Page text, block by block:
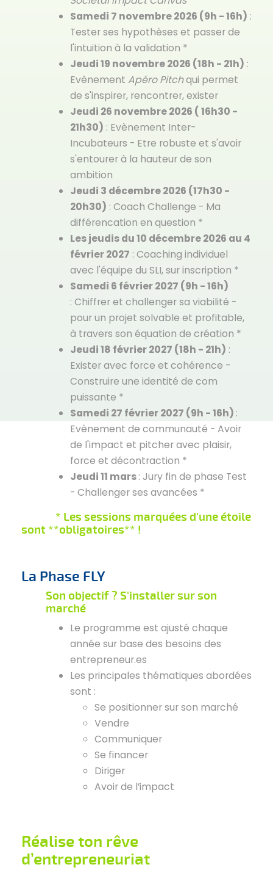
Samedi 7 novembre 2026 (9h - 16h) :
Tester ses hypothèses et passer de
l'intuition à la validation *
Jeudi 19 novembre 2026 (18h - 21h) :
Evènement Apéro Pitchqui permet
de s'inspirer, rencontrer, exister
Jeudi 26 novembre 2026 ( 16h30 -
21h30) : Evènement Inter-
Incubateurs - Etre robuste et s'avoir
s'entourer à la hauteur de son
ambition
Jeudi 3 décembre 2026 (17h30 -
20h30) : Coach Challenge - Ma
différencation en question *
Les jeudis du 10 décembre 2026 au 4
février 2027 : Coaching individuel
avec l'équipe du SLI, sur inscription *
Samedi 6 février 2027 (9h - 16h)
: Chiffrer et challenger sa viabilité -
pour un projet solvable et profitable,
à travers son équation de création *
Jeudi 18 février 2027 (18h - 21h) :
Exister avec force et cohérence -
Construire une identité de com
puissante *
Samedi 27 février 2027 (9h - 16h) :
Evènement de communauté - Avoir
de l'impact et pitcher avec plaisir,
force et décontraction *
Jeudi 11 mars: Jury fin de phase Test
- Challenger ses avancées *
* Les sessions marquées d'une étoile
sont **obligatoires** !
La Phase FLY
Son objectif ? S'installer sur son
marché
Le programme est ajusté chaque
année sur base des besoins des
entrepreneur.es
Les principales thématiques abordées
sont :
Se positionner sur son marché
Vendre
Communiquer
Se financer
Diriger
Avoir de l’impact
Réalise ton rêve
d’entrepreneuriat